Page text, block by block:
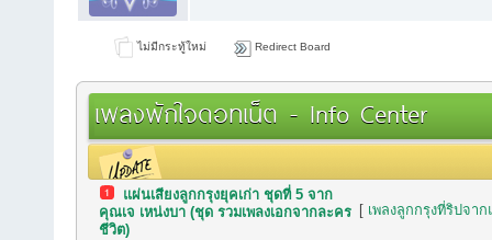
ไม่มีกระทู้ใหม่ Redirect Board
เพลงพักใจดอทเน็ต - Info Center
กระทู้เมื่อเร็วๆ นี้
แผ่นเสียงลูกกรุงยุคเก่า ชุดที่ 5 จาก
คุณเจ เหน่งบา (ชุด รวมเพลงเอกจากละคร
ชีวิต)
[ เพลงลูกกรุงที่ริปจาก